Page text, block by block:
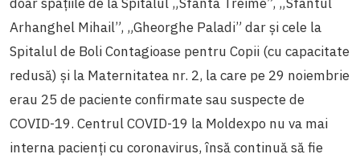
Arhanghel Mihail”, „Gheorghe Paladi” dar și cele la
Spitalul de Boli Contagioase pentru Copii (cu capacitate
redusă) și la Maternitatea nr. 2, la care pe 29 noiembrie
erau 25 de paciente confirmate sau suspecte de
COVID-19. Centrul COVID-19 la Moldexpo nu va mai
interna pacienți cu coronavirus, însă continuă să fie